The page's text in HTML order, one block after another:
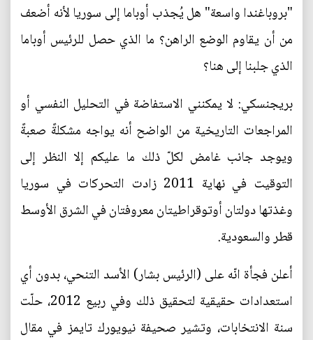
"بروباغندا واسعة" هل يُجذب أوباما إلى سوريا لأنه أضعف
من أن يقاوم الوضع الراهن؟ ما الذي حصل للرئيس أوباما
الذي جلبنا إلى هنا؟
بريجنسكي: لا يمكنني الاستفاضة في التحليل النفسي أو
المراجعات التاريخية من الواضح أنه يواجه مشكلةً صعبةً
ويوجد جانب غامض لكلّ ذلك ما عليكم إلا النظر إلى
التوقيت في نهاية 2011 زادت التحركات في سوريا
وغذتها دولتان أوتوقراطيتان معروفتان في الشرق الأوسط
قطر والسعودية.
أعلن فجأة انّه على (الرئيس بشار) الأسد التنحي، بدون أي
استعدادات حقيقية لتحقيق ذلك وفي ربيع 2012، حلّت
سنة الانتخابات، وتشير صحيفة نيويورك تايمز في مقال